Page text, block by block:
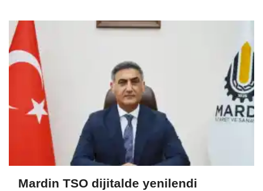
Mardin TSO dijitalde yenilendi